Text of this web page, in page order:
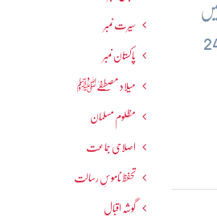
کی تلاوت باعث ِ ثواب ہے-قرآن مجید ہجرت سے 13برس قبل 24
سیرت نمبر
پاکستان نمبر
میلاد مصطفےٰﷺ
مظلوم مسلمان
اصلاحی جماعت
تحفظ ناموسِ رسالت
گوشہ اقبال